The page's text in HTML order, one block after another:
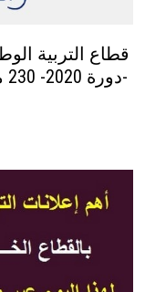
قطاع التربية